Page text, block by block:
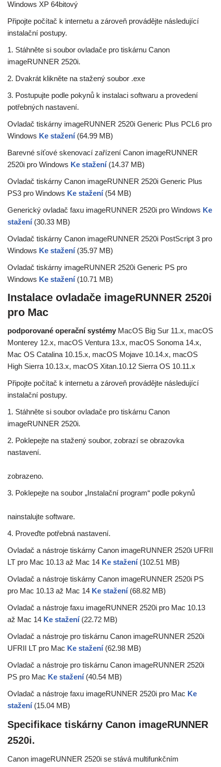
Windows XP 64bitový
Připojte počítač k internetu a zároveň provádějte následující
instalační postupy.
1. Stáhněte si soubor ovladače pro tiskárnu Canon
imageRUNNER 2520i.
2. Dvakrát klikněte na stažený soubor .exe
3. Postupujte podle pokynů k instalaci softwaru a provedení
potřebných nastavení.
Ovladač tiskárny imageRUNNER 2520i Generic Plus PCL6 pro
Windows Ke stažení (64.99 MB)
Barevné síťové skenovací zařízení Canon imageRUNNER
2520i pro Windows Ke stažení (14.37 MB)
Ovladač tiskárny Canon imageRUNNER 2520i Generic Plus
PS3 pro Windows Ke stažení (54 MB)
Generický ovladač faxu imageRUNNER 2520i pro Windows Ke
stažení (30.33 MB)
Ovladač tiskárny Canon imageRUNNER 2520i PostScript 3 pro
Windows Ke stažení (35.97 MB)
Ovladač tiskárny imageRUNNER 2520i Generic PS pro
Windows Ke stažení (10.71 MB)
Instalace ovladače imageRUNNER 2520i
pro Mac
podporované operační systémy MacOS Big Sur 11.x, macOS
Monterey 12.x, macOS Ventura 13.x, macOS Sonoma 14.x,
Mac OS Catalina 10.15.x, macOS Mojave 10.14.x, macOS
High Sierra 10.13.x, macOS Xitan.10.12 Sierra OS 10.11.x
Připojte počítač k internetu a zároveň provádějte následující
instalační postupy.
1. Stáhněte si soubor ovladače pro tiskárnu Canon
imageRUNNER 2520i.
2. Poklepejte na stažený soubor, zobrazí se obrazovka
nastavení.
zobrazeno.
3. Poklepejte na soubor „Instalační program“ podle pokynů
nainstalujte software.
4. Proveďte potřebná nastavení.
Ovladač a nástroje tiskárny Canon imageRUNNER 2520i UFRII
LT pro Mac 10.13 až Mac 14 Ke stažení (102.51 MB)
Ovladač a nástroje tiskárny Canon imageRUNNER 2520i PS
pro Mac 10.13 až Mac 14 Ke stažení (68.82 MB)
Ovladač a nástroje faxu imageRUNNER 2520i pro Mac 10.13
až Mac 14 Ke stažení (22.72 MB)
Ovladač a nástroje pro tiskárnu Canon imageRUNNER 2520i
UFRII LT pro Mac Ke stažení (62.98 MB)
Ovladač a nástroje pro tiskárnu Canon imageRUNNER 2520i
PS pro Mac Ke stažení (40.54 MB)
Ovladač a nástroje faxu imageRUNNER 2520i pro Mac Ke
stažení (15.04 MB)
Specifikace tiskárny Canon imageRUNNER
2520i.
Canon imageRUNNER 2520i se stává multifunkčním